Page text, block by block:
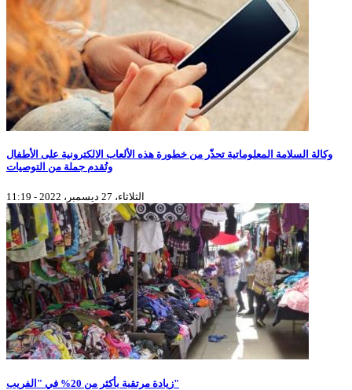
وكالة السلامة المعلوماتية تحذّر من خطورة هذه الألعاب الالكترونية على الأطفال
وتُقدم جملة من التوصيات
الثلاثاء، 27 ديسمبر، 2022 - 11:19
زيادة مرتقبة بأكثر من 20% في "الفريب"